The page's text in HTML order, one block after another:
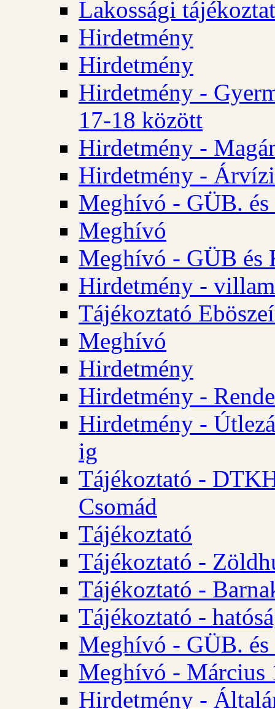
Lakossági
Hirdetmény
Hirdetmény
Hirdetmény -
17-18 között
Hirdetmény -
Hirdetmény -
Meghívó - GÜB.
Meghívó
Meghívó - GÜB és
Hirdetmény -
Tájékoztató
Meghívó
Hirdetmény
Hirdetmény -
Hirdetmény -
ig
Tájékoztató -
Csomád
Tájékoztató
Tájékoztató -
Tájékoztató -
Tájékoztató -
Meghívó - GÜB.
Meghívó - Március
Hirdetmény -